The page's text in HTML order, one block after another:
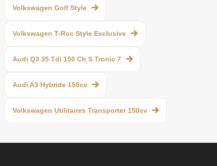
Volkswagen Golf Style
Volkswagen T-Roc Style Exclusive
Audi Q3 35 Tdi 150 Ch S Tronic 7
Audi A3 Hybride 150cv
Volkswagen Utilitaires Transporter 150cv